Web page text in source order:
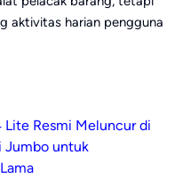
aktivitas harian pengguna
Lite Resmi Meluncur di
Jumbo untuk